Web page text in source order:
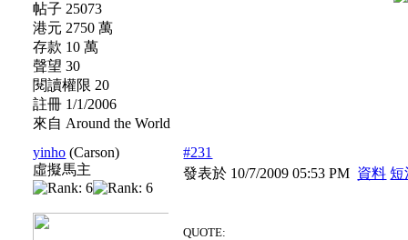
帖子 25073
港元 2750 萬
存款 10 萬
聲望 30
閱讀權限 20
註冊 1/1/2006
來自 Around the World
yinho (Carson)
虛擬馬主
#231
發表於 10/7/2009 05:53 PM 資料 短
QUOTE: